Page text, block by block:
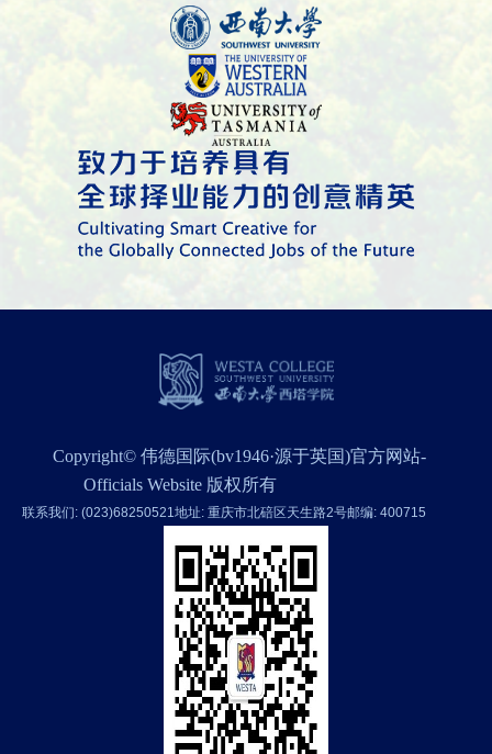
Copyright© 伟德国际(bv1946·源于英国)官方网站-
Officials Website 版权所有
联系我们: (023)68250521地址: 重庆市北碚区天生路2号邮编: 400715